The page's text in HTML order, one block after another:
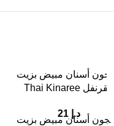
أسنان مبيض بزيت
القرنفل Thai Kinaree
د.إ 21
أسنان مبيض بزيت